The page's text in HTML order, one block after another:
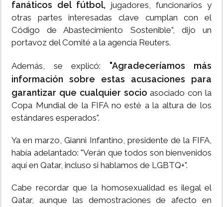
fanáticos del fútbol, ​​jugadores, funcionarios y
otras partes interesadas clave cumplan con el
Código de Abastecimiento Sostenible”, dijo un
portavoz del Comité a la agencia Reuters.
Además, se explicó: "Agradeceríamos más
información sobre estas acusaciones para
garantizar que cualquier socio asociado con la
Copa Mundial de la FIFA no esté a la altura de los
estándares esperados".
Ya en marzo, Gianni Infantino, presidente de la FIFA,
había adelantado: "Verán que todos son bienvenidos
aquí en Qatar, incluso si hablamos de LGBTQ+".
Cabe recordar que la homosexualidad es ilegal el
Qatar, aunque las demostraciones de afecto en